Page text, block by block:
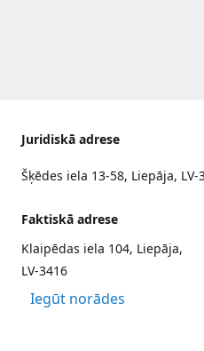
Juridiskā adrese
Šķēdes iela 13-58, Liepāja, LV-
Faktiskā adrese
Klaipēdas iela 104, Liepāja,
LV-3416
Iegūt norādes